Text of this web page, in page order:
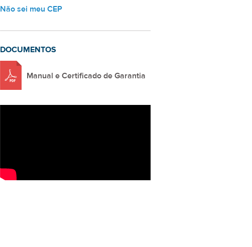
Não sei meu CEP
DOCUMENTOS
Manual e Certificado de Garantia